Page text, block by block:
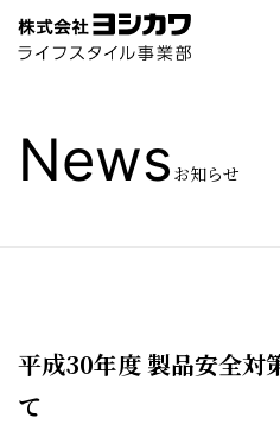
News お知らせ
平成30年度 製品安全対
て